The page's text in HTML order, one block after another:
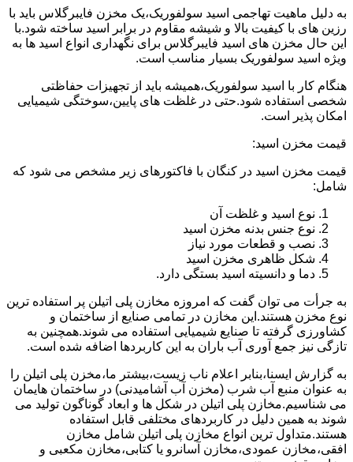
به دلیل ماهیت تهاجمی اسید سولفوریک،یک مخزن فایبرگلاس باید با
رزین های با کیفیت بالا و شیشه مقاوم در برابر اسید ساخته شود.با
این حال مخزن های اسید فایبرگلاس برای نگهداری انواع اسید ها به
ویژه اسید سولفوریک بسیار مناسب است.
هنگام کار با اسید سولفوریک،همیشه باید از تجهیزات حفاظتی
شخصی استفاده شود.حتی در غلظت های پایین،سوختگی شیمیایی
امکان پذیر است.
قیمت مخزن اسید:
قیمت مخزن اسید در کنگان با فاکتورهای زیر مشخص می شود که
شامل:
نوع اسید و غلظت آن
نوع جنس بدنه مخزن اسید
نصب و قطعات مورد نیاز
شکل ظاهری مخزن اسید
دما و دانسیته اسید بستگی دارد.
به جرأت می توان گفت که امروزه مخازن پلی اتیلن پر استفاده ترین
نوع مخزن هستند.این مخازن در تمامی صنایع از ساختمان و
کشاورزی گرفته تا صنایع شیمیایی استفاده می شوند.همچنین به
تازگی نیز جمع آوری آب باران به این کاربردها اضافه شده است.
به گزارش ایسنا،بنابر اعلام ناب زیست،بیشتر ما،مخزن پلی اتیلن را
به عنوان منبع آب شرب (مخزن آب آشامیدنی) در ساختمان هایمان
می شناسیم.مخازن پلی اتیلن در شکل ها و ابعاد گوناگون تولید می
شوند به همین دلیل در کاربردهای مختلفی قابل استفاده
هستند.متداول ترین انواع مخازن پلی اتیلن شامل مخازن
افقی،مخازن عمودی،مخازن آسانرو یا کتابی،مخازن مکعبی و